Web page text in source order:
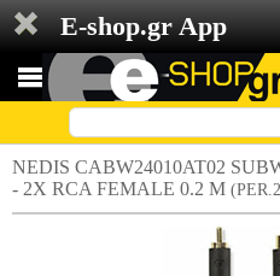
E-shop.gr App
NEDIS CABW24010AT02
- 2X RCA FEMALE 0.2 M